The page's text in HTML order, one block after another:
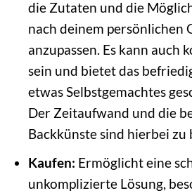
die Zutaten und die
nach deinem persönlichen
anzupassen. Es kann auch
sein und bietet das
etwas Selbstgemachtes
Der Zeitaufwand und die
Backkünste sind hierbei zu
Kaufen: Ermöglicht eine
unkomplizierte Lösung,